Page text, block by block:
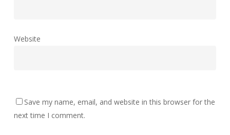
Website
Save my name, email, and website in this browser for the
next time I comment.